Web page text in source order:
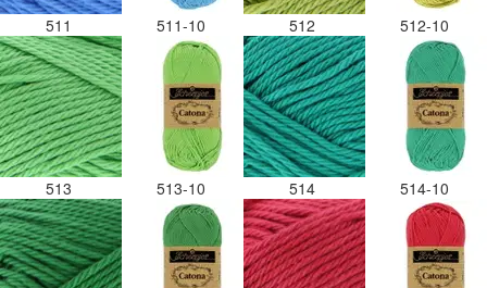
511 511-10 512 512-10
513 513-10 514 514-10